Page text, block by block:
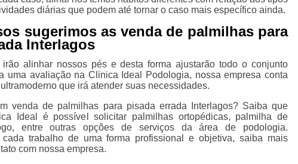
diárias que podem até tornar o caso mais específico ainda.
sugerimos as venda de palmilhas para
Interlagos
irão alinhar nossos pés e desta forma ajustarão todo o conjunto
uma avaliação na Clinica Ideal Podologia, nossa empresa conta
que irá atender suas necessidades.
venda de palmilhas para pisada errada Interlagos? Saiba que
Ideal é possível solicitar palmilhas ortopédicas, palmilha de
entre outras opções de serviços da área de podologia.
cada trabalho de uma forma profissional e objetiva, saiba mais
com nossa empresa.